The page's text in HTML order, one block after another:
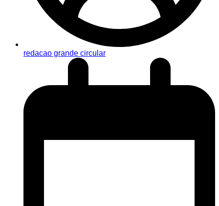
redacao grande circular